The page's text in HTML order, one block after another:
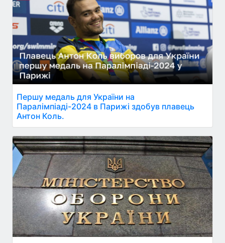
Першу медаль для України на
Паралімпіаді-2024 в Парижі здобув плавець
Антон Коль.